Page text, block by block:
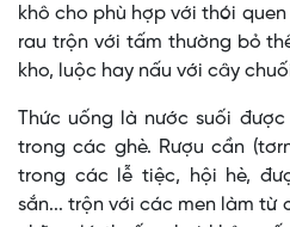
khô cho phù hợp với thói
rau trộn với tấm thường bỏ
kho, luộc hay nấu với cây
Thức uống là nước suối
trong các ghè. Rượu cần
trong các lễ tiệc, hội hè,
sắn... trộn với các men làm từ